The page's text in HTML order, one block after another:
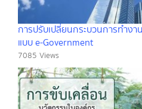
การปรับเปลี่ยนกระบวนการทำงา
แบบ e-Government
7085 Views